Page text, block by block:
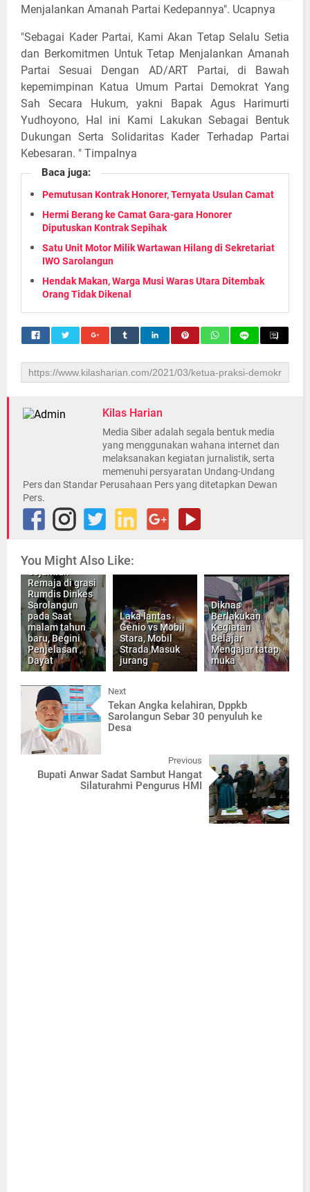
Menjalankan Amanah Partai Kedepannya". Ucapnya
"Sebagai Kader Partai, Kami Akan Tetap Selalu Setia
dan Berkomitmen Untuk Tetap Menjalankan Amanah
Partai Sesuai Dengan AD/ART Partai, di Bawah
kepemimpinan Katua Umum Partai Demokrat Yang
Sah Secara Hukum, yakni Bapak Agus Harimurti
Yudhoyono, Hal ini Kami Lakukan Sebagai Bentuk
Dukungan Serta Solidaritas Kader Terhadap Partai
Kebesaran. " Timpalnya
Baca juga:
Pemutusan Kontrak Honorer, Ternyata Usulan Camat
Hermi Berang ke Camat Gara-gara Honorer
Diputuskan Kontrak Sepihak
Satu Unit Motor Milik Wartawan Hilang di Sekretariat
IWO Sarolangun
Hendak Makan, Warga Musi Waras Utara Ditembak
Orang Tidak Dikenal
Kilas Harian
Media Siber adalah segala bentuk media
yang menggunakan wahana internet dan
melaksanakan kegiatan jurnalistik, serta
memenuhi persyaratan Undang-Undang
Pers dan Standar Perusahaan Pers yang ditetapkan Dewan
Pers.
You Might Also Like:
Remaja di grasi
Rumdis Dinkes
Sarolangun
pada Saat
malam tahun
baru, Begini
Penjelasan
Dayat
Laka lantas
Genio vs Mobil
Stara, Mobil
Strada Masuk
jurang
Diknas
Berlakukan
Kegiatan
Belajar
Mengajar tatap
muka
Next
Tekan Angka kelahiran, Dppkb
Sarolangun Sebar 30 penyuluh ke
Desa
Previous
Bupati Anwar Sadat Sambut Hangat
Silaturahmi Pengurus HMI